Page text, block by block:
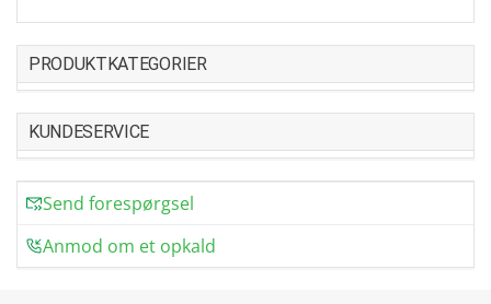
PRODUKTKATEGORIER
KUNDESERVICE
Send forespørgsel
Anmod om et opkald